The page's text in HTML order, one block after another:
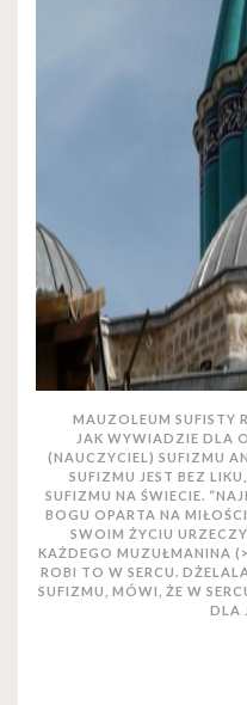
MAUZOLEUM SUFISTY
JAK WYWIADZIE DLA
(NAUCZYCIEL) SUFIZMU
SUFIZMU JEST BEZ
SUFIZMU NA ŚWIECIE.
BOGU OPARTA NA
SWOIM ŻYCIU
KAŻDEGO MUZUŁMANINA
ROBI TO W SERCU.
SUFIZMU, MÓWI, ŻE W
DLA